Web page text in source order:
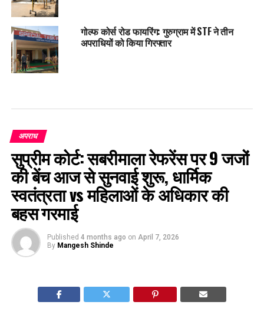
गोल्फ कोर्स रोड फायरिंग: गुरुग्राम में STF ने तीन
अपराधियों को किया गिरफ्तार
अपराध
सुप्रीम कोर्ट: सबरीमाला रेफरेंस पर 9 जजों
की बेंच आज से सुनवाई शुरू, धार्मिक
स्वतंत्रता vs महिलाओं के अधिकार की
बहस गरमाई
Published 4 months ago on April 7, 2026
By Mangesh Shinde